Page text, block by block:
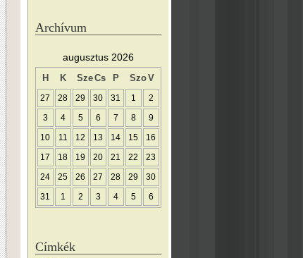
Archívum
augusztus 2026
H K SzeCs P SzoV
27 28 29 30 31 1 2
3 4 5 6 7 8 9
10 11 12 13 14 15 16
17 18 19 20 21 22 23
24 25 26 27 28 29 30
31 1 2 3 4 5 6
Címkék